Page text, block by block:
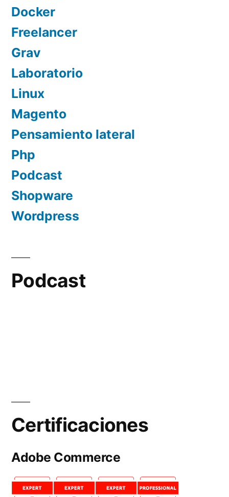
Docker
Freelancer
Grav
Laboratorio
Linux
Magento
Pensamiento lateral
Php
Podcast
Shopware
Wordpress
Podcast
Certificaciones
Adobe Commerce